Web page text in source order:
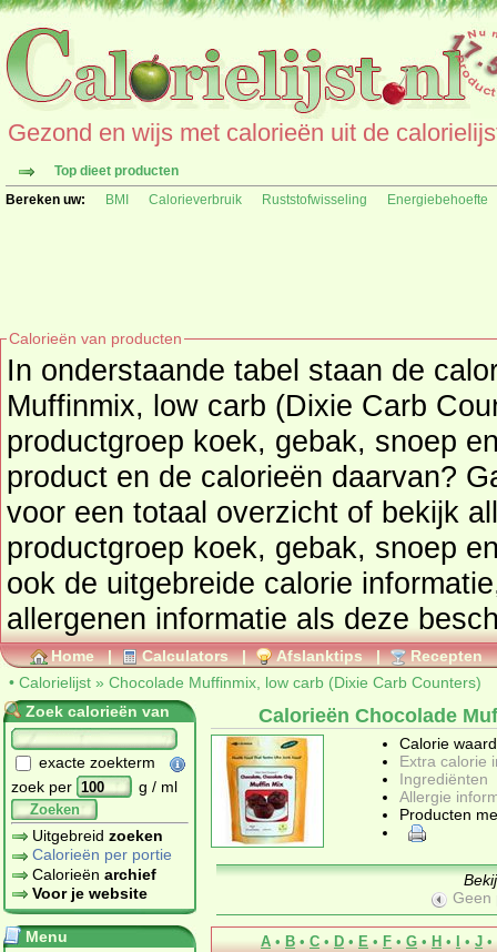
Gezond en wijs met calorieën uit de
Top dieet producten
Bereken uw:
BMI Calorieverbruik Ruststofwisseling Energiebehoefte
Calorieën van producten
In onderstaande tabel staan de
Muffinmix, low carb (Dixie Carb
productgroep koek, gebak, snoep en suikers.
product en de calorieën daarvan?
voor een totaal overzicht of bekijk alle producten uit de
productgroep koek, gebak, snoep
ook de uitgebreide calorie
allergenen informatie als deze
Home | Calculators | Afslanktips | Recepten
• Calorielijst » Chocolade Muffinmix, low carb (Dixie Carb Counters)
Zoek calorieën van
exacte zoekterm
zoek per
g / ml
Zoeken
Uitgebreid zoeken
Calorieën per portie
Calorieën archief
Voor je website
Menu
Calorieën Chocolade
Calorie
Extra calorie
Ingrediënten
Allergie
Producten
Geen
A • B • C • D • E • F • G • H • I • J •